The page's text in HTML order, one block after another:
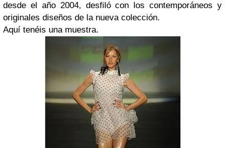
desde el año 2004, desfiló con los contemporáneos y
originales diseños de la nueva colección.
Aquí tenéis una muestra.